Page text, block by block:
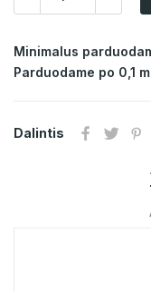
Minimalus
Parduodame po 0,1 m
Dalintis